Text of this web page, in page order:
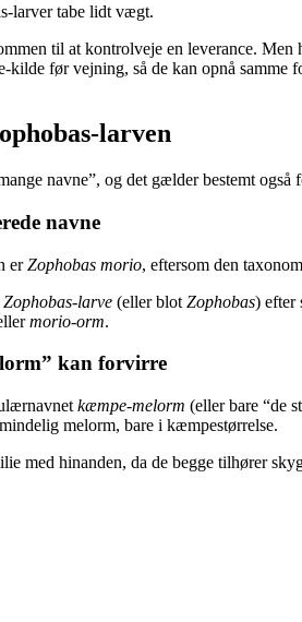
larver tabe lidt vægt.
til at kontrolveje en leverance.
kilde før vejning, så de kan opnå samme
larven
navne”, og det gælder bestemt
navne
erZophobas morio, eftersom den
Zophobas-larve(eller blot Zophobas) efter
morio-orm.
kan forvirre
kæmpe-melorm (eller bare “de
melorm, bare i kæmpestørrelse.
med hinanden, da de begge tilhører